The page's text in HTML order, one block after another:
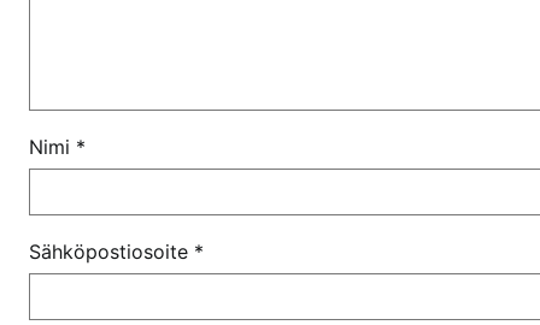
Nimi *
Sähköpostiosoite *